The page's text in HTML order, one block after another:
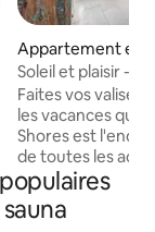
sur la
Appartement en
⋅ Gulf Shores
Soleil et plaisir -
plage
Faites vos
les vacances que
Shores est
de toutes les
vous pouvez
avec toutes les
que le shopping,